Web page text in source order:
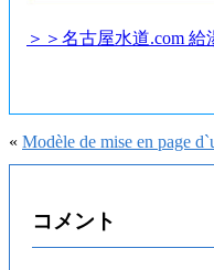
＞＞名古屋水道.com
« Modèle de mise en page
コメント